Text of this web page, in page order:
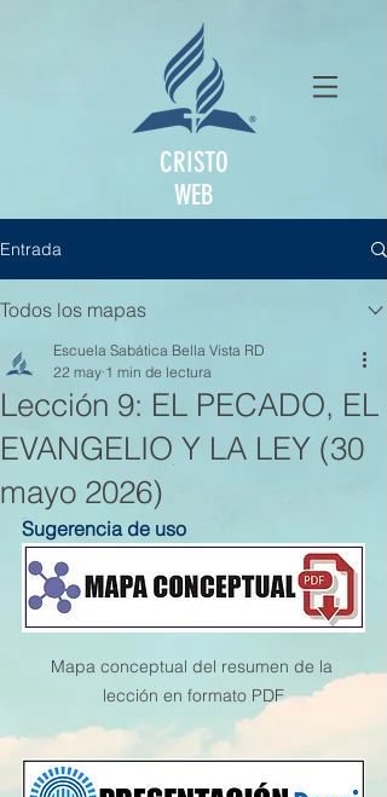
CRISTO
WEB
Entrada
Todos los mapas
Lección 9: EL PECADO, EL
EVANGELIO Y LA LEY (30
mayo 2026)
Escuela Sabática Bella Vista RD
22 may 1 min de lectura
Sugerencia de uso
Mapa conceptual del resumen de la
lección en formato PDF